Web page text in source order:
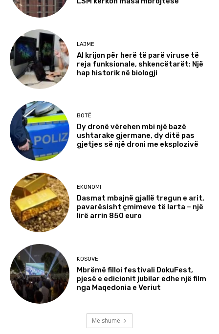
LAJME
AI krijon për herë të parë viruse të
reja funksionale, shkencëtarët: Një
hap historik në biologji
BOTË
Dy dronë vërehen mbi një bazë
ushtarake gjermane, dy ditë pas
gjetjes së një droni me eksplozivë
EKONOMI
Dasmat mbajnë gjallë tregun e arit,
pavarësisht çmimeve të larta – një
lirë arrin 850 euro
KOSOVË
Mbrëmë filloi festivali DokuFest,
pjesë e edicionit jubilar edhe një film
nga Maqedonia e Veriut
Më shumë